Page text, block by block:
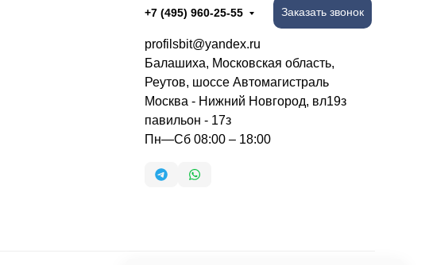
+7 (495) 960-25-55 Заказать звонок
profilsbit@yandex.ru
Балашиха, Московская область,
Реутов, шоссе Автомагистраль
Москва - Нижний Новгород, вл19з
павильон - 17з
Пн—Сб 08:00 – 18:00